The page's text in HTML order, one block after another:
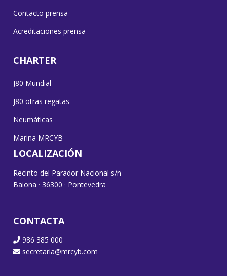
Contacto prensa
Acreditaciones prensa
CHARTER
J80 Mundial
J80 otras regatas
Neumáticas
Marina MRCYB
LOCALIZACIÓN
Recinto del Parador Nacional s/n
Baiona · 36300 · Pontevedra
CONTACTA
986 385 000
secretaria@mrcyb.com